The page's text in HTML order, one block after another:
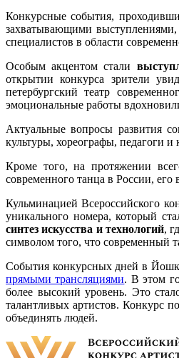
Конкурсные события,
захватывающими
специалистов в области
Особым акцентом стали
открытии конкурса зрители
петербургский театр
эмоциональные работы
Актуальные вопросы развития
культуры, хореографы, педагоги
Кроме того, на протяжении
современного танца в России,
Кульминацией Всероссийского
уникального номера, который
синтез искусства и технологий,
символом того, что современный
События конкурсных дней в
прямыми трансляциями. В этом
более высокий уровень. Это
талантливых артистов. Конкурс
объединять людей.